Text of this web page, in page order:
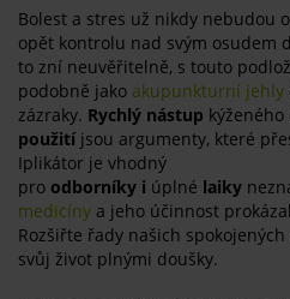
Bolest a stres už nikdy nebudou
opět kontrolu nad svým osudem
to zní neuvěřitelně, s touto
podobně jako akupunkturní jehly
zázraky. Rychlý nástup
použitíjsou argumenty, které
Iplikátor je vhodný
pro odborníky i úplné laiky
medicíny a jeho účinnost
Rozšiřte řady našich
svůj život plnými doušky.